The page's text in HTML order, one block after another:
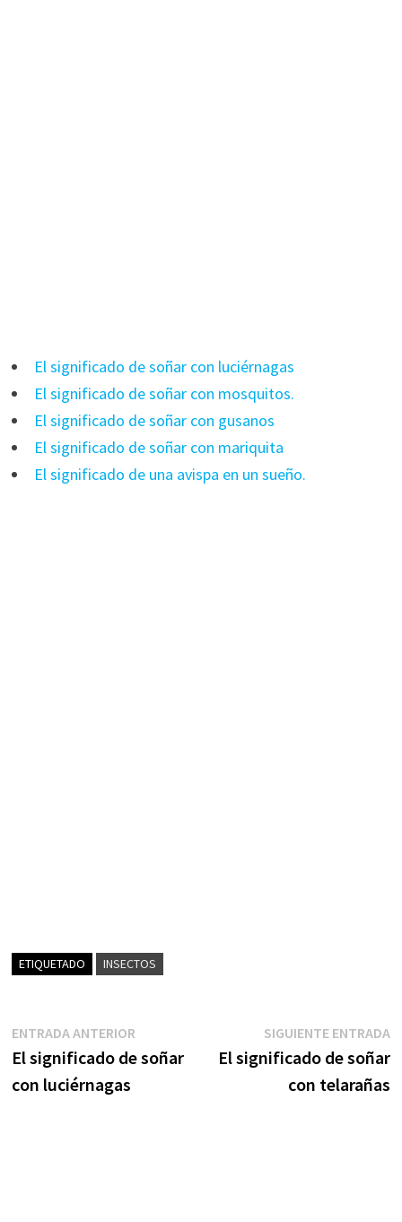
El significado de soñar con luciérnagas
El significado de soñar con mosquitos.
El significado de soñar con gusanos
El significado de soñar con mariquita
El significado de una avispa en un sueño.
ETIQUETADO INSECTOS
Navegación
de
entradas
ENTRADA ANTERIOREntrada
anterior:
El significado de soñar
con luciérnagas
SIGUIENTE ENTRADA
El significado de soñar
con telarañas